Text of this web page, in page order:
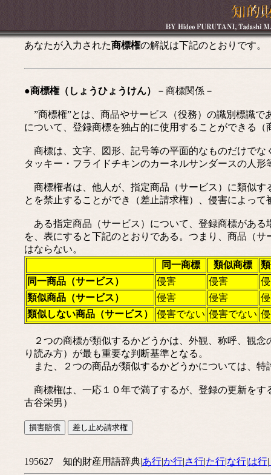
あなたが入力された商標権の解説は下記のとおりです。
●商標権（しょうひょうけん） －商標関係－
”商標権”とは、商品やサービス（役務）の識別標識で
について、登録商標を独占的に使用することができる（
商標は、文字、図形、記号等の平面的なものだけでな
タッキー・フライドチキンのカーネルサンダースの人
商標権者は、他人が、指定商品（サービス）に類似す
とを禁止することができ（差止請求権）、侵害によっ
ある指定商品（サービス）について、登録商標がある
を、表にすると下記のとおりである。つまり、商品（
はならない。
同一商標
類似商標
同一商品（サービス）
侵害 侵害
類似商品（サービス）
侵害 侵害
類似しない商品（サービス）
侵害でない 侵害でない
２つの商標が類似するかどうかは、外観、称呼、観念
り読み方）が最も重要な判断基準となる。
また、２つの商品が類似するかどうかについては、特
商標権は、一応１０年で満了するが、登録の更新を
古谷栄男）
195627 知的財産用語辞典|あ行|か行|さ行|た行|な行|は行|